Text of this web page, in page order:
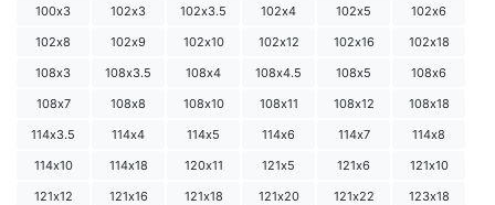
100х3
102х3 102х3.5 102х4 102х5
102х6
102х8
102х9 102х10 102х12 102х16
102х18
108х3
108х3.5 108х4 108х4.5 108х5
108х6
108х7
108х8 108х10 108х11 108х12
108х18
114х3.5
114х4 114х5 114х6 114х7
114х8
114х10
114х18 120х11 121х5 121х6
121х10
121х12
121х16 121х18 121х20 121х22
123х18